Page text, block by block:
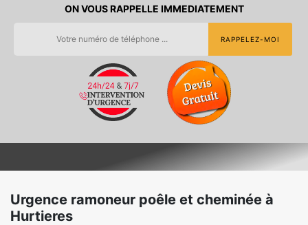
ON VOUS RAPPELLE IMMEDIATEMENT
Urgence ramoneur poêle et cheminée à
Hurtieres